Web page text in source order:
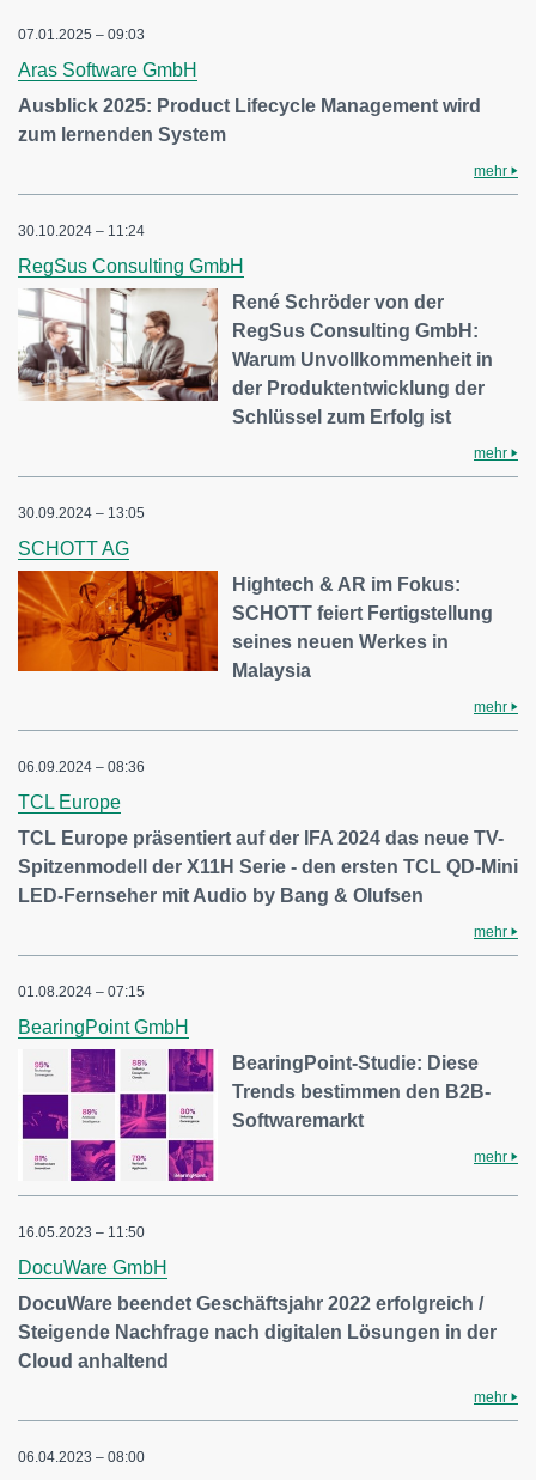
07.01.2025 – 09:03
Aras Software GmbH
Ausblick 2025: Product Lifecycle Management wird
zum lernenden System
mehr
30.10.2024 – 11:24
RegSus Consulting GmbH
René Schröder von der
RegSus Consulting GmbH:
Warum Unvollkommenheit in
der Produktentwicklung der
Schlüssel zum Erfolg ist
mehr
30.09.2024 – 13:05
SCHOTT AG
Hightech & AR im Fokus:
SCHOTT feiert Fertigstellung
seines neuen Werkes in
Malaysia
mehr
06.09.2024 – 08:36
TCL Europe
TCL Europe präsentiert auf der IFA 2024 das neue TV-
Spitzenmodell der X11H Serie - den ersten TCL QD-Mini
LED-Fernseher mit Audio by Bang & Olufsen
mehr
01.08.2024 – 07:15
BearingPoint GmbH
BearingPoint-Studie: Diese
Trends bestimmen den B2B-
Softwaremarkt
mehr
16.05.2023 – 11:50
DocuWare GmbH
DocuWare beendet Geschäftsjahr 2022 erfolgreich /
Steigende Nachfrage nach digitalen Lösungen in der
Cloud anhaltend
mehr
06.04.2023 – 08:00